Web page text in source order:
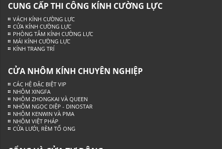
CUNG CẤP THI CÔNG KÍNH CƯỜNG LỰC
VÁCH KÍNH CƯỜNG LỰC
CỬA KÍNH CƯỜNG LỰC
PHÒNG TẮM KÍNH CƯỜNG LỰC
MÁI KÍNH CƯỜNG LỰC
KÍNH TRANG TRÍ
CỬA NHÔM KÍNH CHUYÊN NGHIỆP
CÁC HỆ ĐẶC BIỆT VIP
NHÔM XINGFA
NHÔM ZHONGKAI VÀ QUEEN
NHÔM NGỌC DIỆP - DINOSTAR
NHÔM KENWIN VÀ PMA
NHÔM VIỆT PHÁP
CỬA LƯỚI, RÈM TỔ ONG